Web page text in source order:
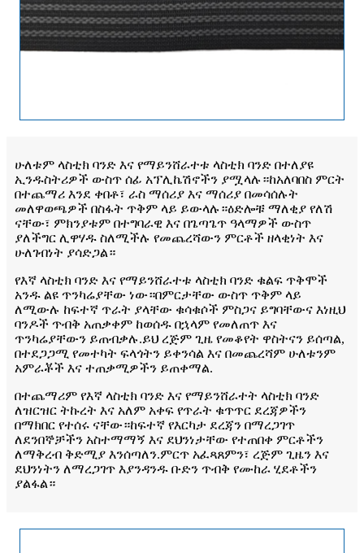
ሁለቱም ላስቲክ ባንድ እና የማይንሸራተቱ ላስቲክ ባንድ በተለያዩ
ኢንዱስትሪዎች ውስጥ ሰፊ አፕሊኬሽኖችን ያሟላሉ።ከአለባበስ ምርት
በተጨማሪ እንደ ቀበቶ፣ ራስ ማሰሪያ እና ማሰሪያ በመሳሰሉት
መለዋወጫዎች በስፋት ጥቅም ላይ ይውላሉ።ዕድሎቹ ማለቂያ የለሽ
ናቸው፣ ምክንያቱም በተግባራዊ እና በጌጣጌጥ ዓላማዎች ውስጥ
ያለችግር ሊዋሃዱ ስለሚችሉ የመጨረሻውን ምርቶች ዘላቂነት እና
ሁለገብነት ያሳድጋል።
የእኛ ላስቲክ ባንድ እና የማይንሸራተቱ ላስቲክ ባንድ ቁልፍ ጥቅሞች
አንዱ ልዩ ጥንካሬያቸው ነው።በምርታቸው ውስጥ ጥቅም ላይ
ለሚውሉ ከፍተኛ ጥራት ያላቸው ቁሳቁሶች ምስጋና ይግባቸውና እነዚህ
ባንዶች ጥብቅ አጠቃቀም ከወሰዱ በኋላም የመለጠጥ እና
ጥንካሬያቸውን ይጠብቃሉ.ይህ ረጅም ጊዜ የመቆየት ዋስትናን ይሰጣል,
በተደጋጋሚ የመተካት ፍላጎትን ይቀንሳል እና በመጨረሻም ሁለቱንም
አምራቾች እና ተጠቃሚዎችን ይጠቀማል.
በተጨማሪም የእኛ ላስቲክ ባንድ እና የማይንሸራተት ላስቲክ ባንድ
ለዝርዝር ትኩረት እና አለም አቀፍ የጥራት ቁጥጥር ደረጃዎችን
በማክበር የተሰሩ ናቸው።ከፍተኛ የእርካታ ደረጃን በማረጋገጥ
ለደንበኞቻችን አስተማማኝ እና ደህንነታቸው የተጠበቀ ምርቶችን
ለማቅረብ ቅድሚያ እንሰጣለን.ምርጥ አፈጻጸምን፣ ረጅም ጊዜን እና
ደህንነትን ለማረጋገጥ እያንዳንዱ ቡድን ጥብቅ የሙከራ ሂደቶችን
ያልፋል።